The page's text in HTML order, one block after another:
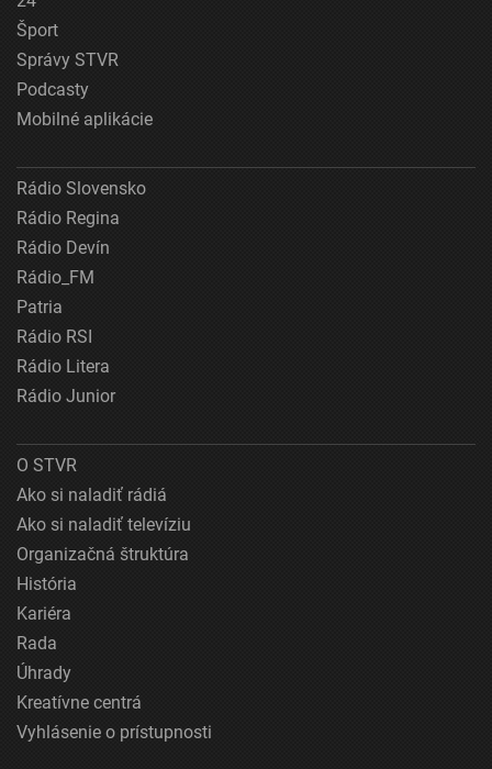
Šport
Správy STVR
Podcasty
Mobilné aplikácie
Rádio Slovensko
Rádio Regina
Rádio Devín
Rádio_FM
Patria
Rádio RSI
Rádio Litera
Rádio Junior
O STVR
Ako si naladiť rádiá
Ako si naladiť televíziu
Organizačná štruktúra
História
Kariéra
Rada
Úhrady
Kreatívne centrá
Vyhlásenie o prístupnosti